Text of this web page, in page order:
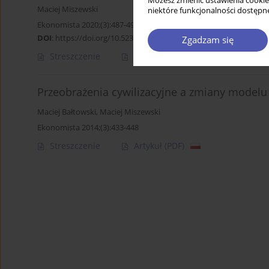
niektóre funkcjonalności
Zgadzam się
Maciej Miszewski
Ekonomista 2020;(3):487-490
DOI: https://doi.org/10.52335/dvqp.te166
Streszczenie
Przeobrażenia cywilizacyjne a zmiany
Maciej Bałtowski, Maciej Miszewski
Ekonomista 2014;(3):433-448
Streszczenie Artykuł (PDF)